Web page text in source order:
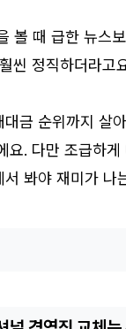
볼 때 급한 뉴스
씬 정직하더라고
금 순위까지 살
요. 다만 조급하게
봐야 재미가 나